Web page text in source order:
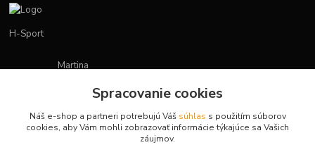
H-Sport
Martina
(Po-Pia, 7-15 hod.)
obchod.hsport@gmail.com
Spracovanie cookies
Náš e-shop a partneri potrebujú Váš súhlas s použitím súborov
cookies, aby Vám mohli zobrazovať informácie týkajúce sa Vašich
záujmov.